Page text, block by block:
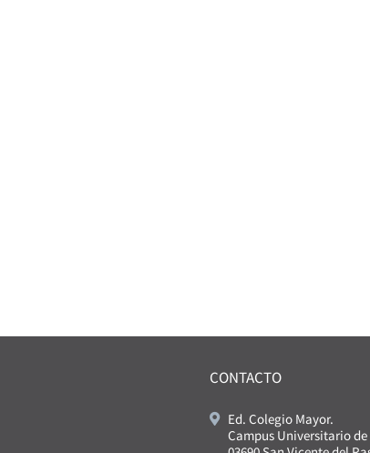
CONTACTO
Ed. Colegio Mayor.
Campus Universitario de